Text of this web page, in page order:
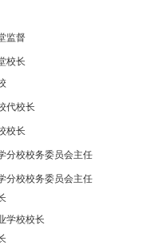
监督
校长
代校长
校长
分校校务委员会主任
分校校务委员会主任
学校校长